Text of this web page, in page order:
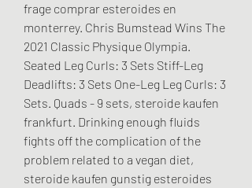
frage comprar esteroides en
monterrey. Chris Bumstead Wins The
2021 Classic Physique Olympia.
Seated Leg Curls: 3 Sets Stiff-Leg
Deadlifts: 3 Sets One-Leg Leg Curls: 3
Sets. Quads - 9 sets, steroide kaufen
frankfurt. Drinking enough fluids
fights off the complication of the
problem related to a vegan diet,
steroide kaufen gunstig esteroides